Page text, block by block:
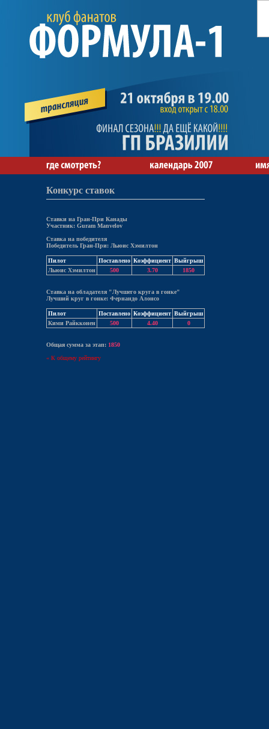
Конкурс ставок
Ставки на Гран-При Канады
Участник: Guram Manvelov
Ставка на победителя
Победитель Гран-При: Льюис Хэмилтон
Пилот Поставлено Коэффициент Выйгрыш
Льюис Хэмилтон
500 3.70 1850
Ставка на обладателя "Лучшего круга в гонке"
Лучший круг в гонке: Фернандо Алонсо
Пилот Поставлено Коэффициент Выйгрыш
Кими Райкконен
500 4.40 0
Общая сумма за этап: 1850
« К общему рейтингу